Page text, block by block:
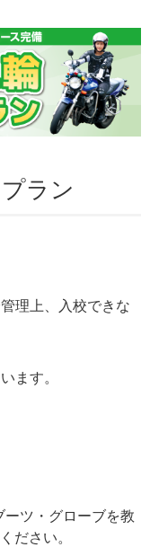
ラン
理上、入校できな
ます。
ーツ・グローブを教
ださい。